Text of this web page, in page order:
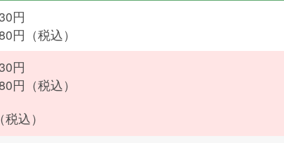
円
円（税込）
円
円（税込）
込）